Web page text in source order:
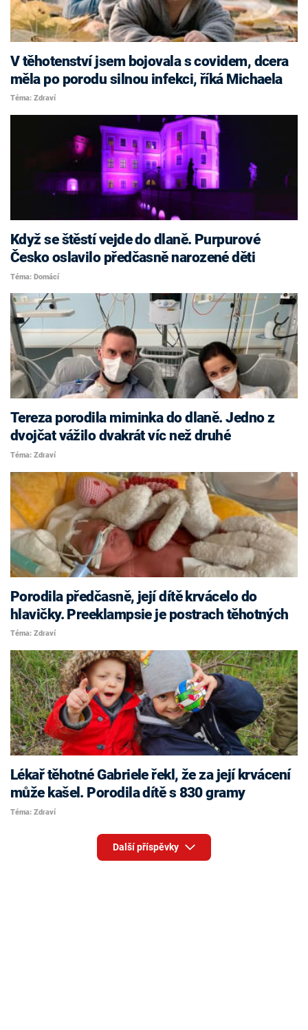
V těhotenství jsem bojovala s covidem, dcera
měla po porodu silnou infekci, říká Michaela
Téma: Zdraví
Když se štěstí vejde do dlaně. Purpurové
Česko oslavilo předčasně narozené děti
Téma: Domácí
Tereza porodila miminka do dlaně. Jedno z
dvojčat vážilo dvakrát víc než druhé
Téma: Zdraví
Porodila předčasně, její dítě krvácelo do
hlavičky. Preeklampsie je postrach těhotných
Téma: Zdraví
Lékař těhotné Gabriele řekl, že za její krvácení
může kašel. Porodila dítě s 830 gramy
Téma: Zdraví
Další příspěvky